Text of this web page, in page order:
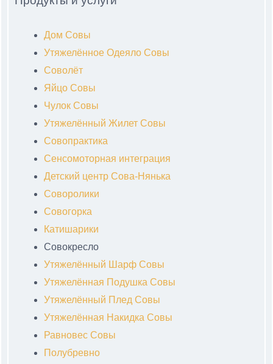
Дом Совы
Утяжелённое Одеяло Совы
Соволёт
Яйцо Совы
Чулок Совы
Утяжелённый Жилет Совы
Совопрактика
Сенсомоторная интеграция
Детский центр Сова-Нянька
Соворолики
Совогорка
Катишарики
Совокресло
Утяжелённый Шарф Совы
Утяжелённая Подушка Совы
Утяжелённый Плед Совы
Утяжелённая Накидка Совы
Равновес Совы
Полубревно